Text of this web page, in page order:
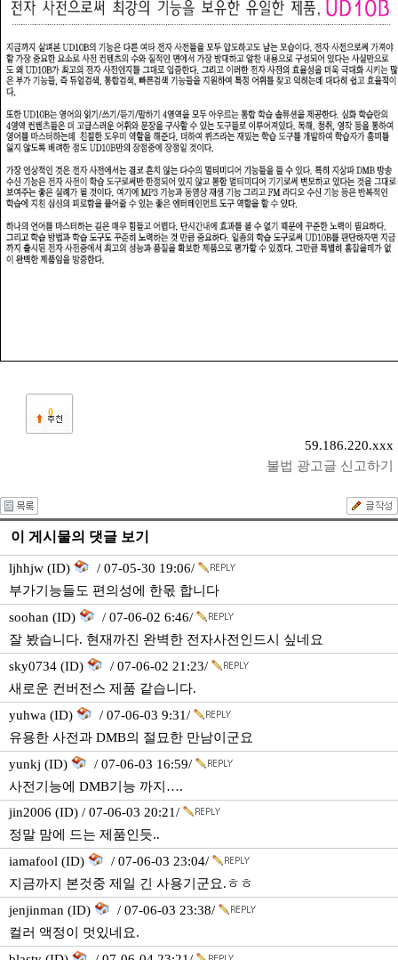
0
59.186.220.xxx
불법 광고글 신고하기
이 게시물의 댓글 보기
ljhhjw (ID)
/ 07-05-30 19:06/
부가기능들도 편의성에 한몫 합니다
soohan (ID)
/ 07-06-02 6:46/
잘 봤습니다. 현재까진 완벽한 전자사전인드시 싶네요
sky0734 (ID)
/ 07-06-02 21:23/
새로운 컨버전스 제품 같습니다.
yuhwa (ID)
/ 07-06-03 9:31/
유용한 사전과 DMB의 절묘한 만남이군요
yunkj (ID)
/ 07-06-03 16:59/
사전기능에 DMB기능 까지….
jin2006 (ID) / 07-06-03 20:21/
정말 맘에 드는 제품인듯..
iamafool (ID)
/ 07-06-03 23:04/
지금까지 본것중 제일 긴 사용기군요.ㅎㅎ
jenjinman (ID)
/ 07-06-03 23:38/
컬러 액정이 멋있네요.